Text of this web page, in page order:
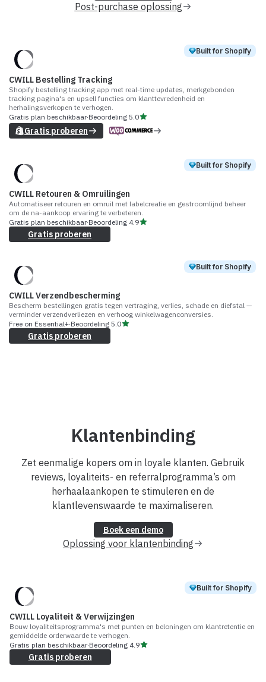
Post-purchase oplossing
Built for Shopify
CWILL Bestelling Tracking
Shopify bestelling tracking app met real-time updates, merkgebonden
tracking pagina's en upsell functies om klanttevredenheid en
herhalingsverkopen te verhogen.
Gratis plan beschikbaar·Beoordeling 5.0
Gratis proberen
Built for Shopify
CWILL Retouren & Omruilingen
Automatiseer retouren en omruil met labelcreatie en gestroomlijnd beheer
om de na-aankoop ervaring te verbeteren.
Gratis plan beschikbaar·Beoordeling 4.9
Gratis proberen
Built for Shopify
CWILL Verzendbescherming
Bescherm bestellingen gratis tegen vertraging, verlies, schade en diefstal —
verminder verzendverliezen en verhoog winkelwagenconversies.
Free on Essential+·Beoordeling 5.0
Gratis proberen
Klantenbinding
Zet eenmalige kopers om in loyale klanten. Gebruik
reviews, loyaliteits- en referralprogramma’s om
herhaalaankopen te stimuleren en de
klantlevenswaarde te maximaliseren.
Boek een demo
Oplossing voor klantenbinding
Built for Shopify
CWILL Loyaliteit & Verwijzingen
Bouw loyaliteitsprogramma's met punten en beloningen om klantretentie en
gemiddelde orderwaarde te verhogen.
Gratis plan beschikbaar·Beoordeling 4.9
Gratis proberen